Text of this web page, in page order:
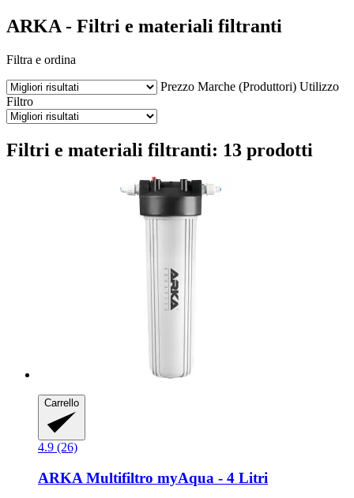
ARKA - Filtri e materiali filtranti
Filtra e ordina
Prezzo Marche (Produttori) Utilizzo
Filtro
Filtri e materiali filtranti: 13 prodotti
Carrello
4.9 (26)
ARKA Multifiltro myAqua -​ 4 Litri